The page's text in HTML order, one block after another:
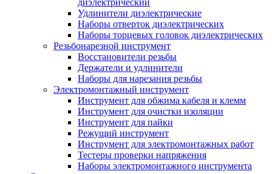
диэлектрический
Удлинители диэлектрические
Наборы отверток диэлектрических
Наборы торцевых головок диэлектрических
Резьбонарезной инструмент
Восстановители резьбы
Держатели и удлинители
Наборы для нарезания резьбы
Электромонтажный инструмент
Инструмент для обжима кабеля и клемм
Инструмент для очистки изоляции
Инструмент для пайки
Режущий инструмент
Инструмент для электромонтажных работ
Тестеры проверки напряжения
Наборы электромонтажного инструмента